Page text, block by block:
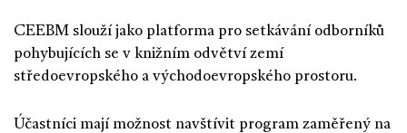
CEEBM slouží jako platforma pro setkávání odborníků
pohybujících se v knižním odvětví zemí
středoevropského a východoevropského prostoru.
Účastníci mají možnost navštívit program zaměřený na